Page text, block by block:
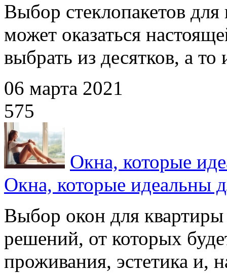
Выбор стеклопакетов
может оказаться
выбрать из десятков, а то
06 марта 2021
575
Окна, которые
Окна, которые идеальны
Выбор окон для
решений, от которых
проживания, эстетика и,